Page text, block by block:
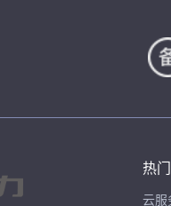
热
云服